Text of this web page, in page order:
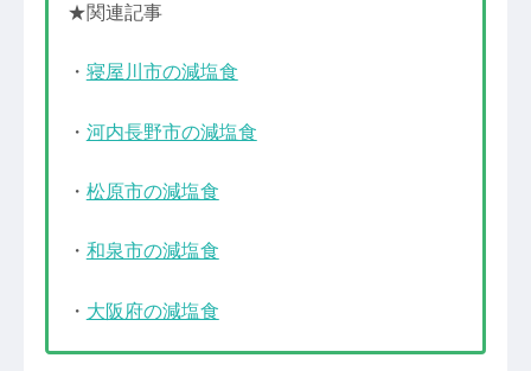
★関連記事
・ 寝屋川市の減塩食
・ 河内長野市の減塩食
・ 松原市の減塩食
・ 和泉市の減塩食
・ 大阪府の減塩食